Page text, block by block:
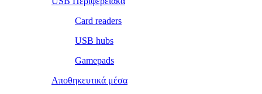
Card readers
USB hubs
Gamepads
Αποθηκευτικά μέσα